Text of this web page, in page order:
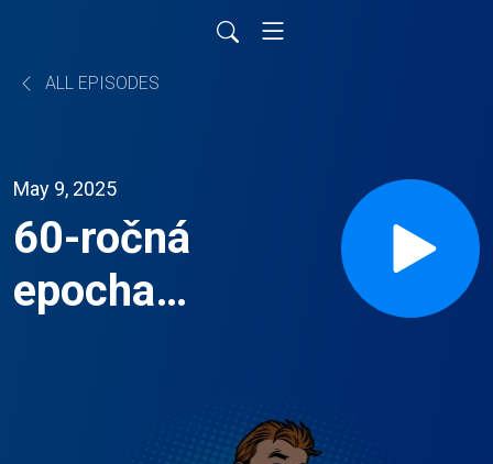
ALL EPISODES
May 9, 2025
60-ročná
epocha